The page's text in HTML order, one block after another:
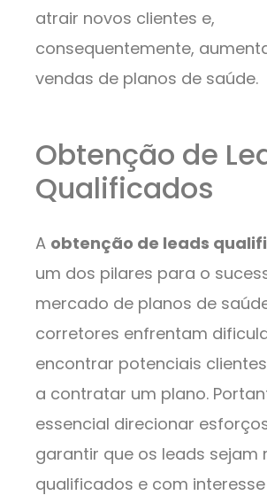
atrair novos clientes e,
consequentemente,
vendas de planos de saúde.
Obtenção de
Qualificados
A obtenção de leads
um dos pilares para o
mercado de planos de
corretores enfrentam
encontrar potenciais
a contratar um plano.
essencial direcionar
garantir que os leads sejam
qualificados e com